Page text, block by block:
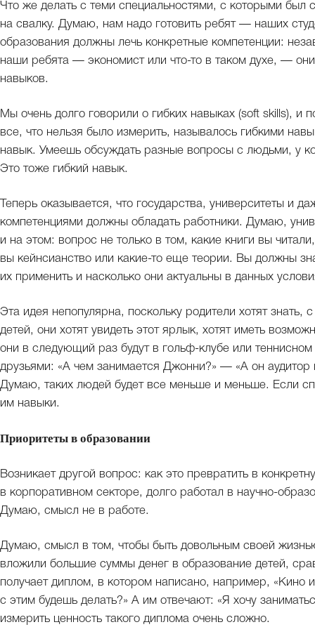
Что же делать с теми специальностями, с которыми был
на свалку. Думаю, нам надо готовить ребят — наших
образования должны лечь конкретные компетенции:
наши ребята — экономист или что-то в таком духе, —
навыков.
Мы очень долго говорили о гибких навыках (soft skills), и
все, что нельзя было измерить, называлось гибкими
навык. Умеешь обсуждать разные вопросы с людьми, у
Это тоже гибкий навык.
Теперь оказывается, что государства, университеты и
компетенциями должны обладать работники. Думаю,
и на этом: вопрос не только в том, какие книги вы
вы кейнсианство или какие-то еще теории. Вы должны
их применить и насколько они актуальны в данных
Эта идея непопулярна, поскольку родители хотят знать,
детей, они хотят увидеть этот ярлык, хотят иметь
они в следующий раз будут в гольф-клубе или теннисном
друзьями: «А чем занимается Джонни?» — «А он аудитор
Думаю, таких людей будет все меньше и меньше. Если
им навыки.
Приоритеты в образовании
Возникает другой вопрос: как это превратить в
в корпоративном секторе, долго работал в научно-
Думаю, смысл не в работе.
Думаю, смысл в том, чтобы быть довольным своей
вложили большие суммы денег в образование детей,
получает диплом, в котором написано, например, «Кино
с этим будешь делать?» А им отвечают: «Я хочу
измерить ценность такого диплома очень сложно.